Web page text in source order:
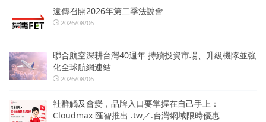
遠傳召開2026年第二季法說會
2026/08/06
聯合航空深耕台灣40週年 持續投資市場、升級機隊並強
化全球航網連結
2026/08/06
社群觸及會變，品牌入口要掌握在自己手上：
Cloudmax 匯智推出 .tw／.台灣網域限時優惠